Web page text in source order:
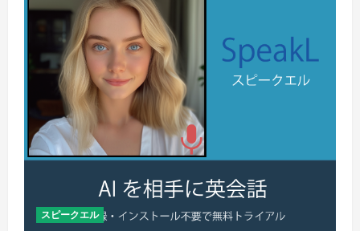
ア
プ
AI
講
師
で
の
英
会
練
習
の
新
い
形
の
詳
スピークエル